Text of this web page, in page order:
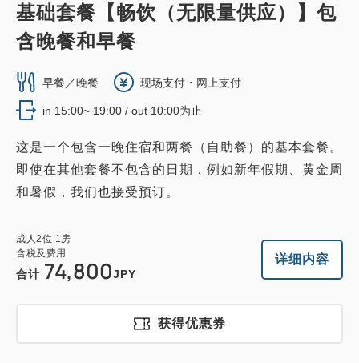
基础套餐【畅饮（无限量供应）】包
含晚餐和早餐
早餐／晚餐 现场支付・网上支付
in 15:00~ 19:00 / out 10:00为止
这是一个包含一晚住宿和两餐（自助餐）的基本套餐。
即使在其他套餐不包含的日期，例如新年假期、黄金周
和暑假，我们也接受预订。
成人2位 1房
含税及费用
合计 74,800JPY
详细内容
获得优惠券